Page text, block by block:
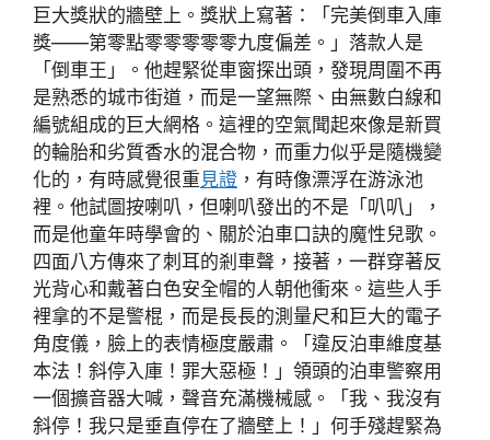
巨大獎狀的牆壁上。獎狀上寫著：「完美倒車入庫
獎——第零點零零零零零九度偏差。」落款人是
「倒車王」。他趕緊從車窗探出頭，發現周圍不再
是熟悉的城市街道，而是一望無際、由無數白線和
編號組成的巨大網格。這裡的空氣聞起來像是新買
的輪胎和劣質香水的混合物，而重力似乎是隨機變
化的，有時感覺很重 見證 ，有時像漂浮在游泳池
裡。他試圖按喇叭，但喇叭發出的不是「叭叭」，
而是他童年時學會的、關於泊車口訣的魔性兒歌。
四面八方傳來了刺耳的剎車聲，接著，一群穿著反
光背心和戴著白色安全帽的人朝他衝來。這些人手
裡拿的不是警棍，而是長長的測量尺和巨大的電子
角度儀，臉上的表情極度嚴肅。「違反泊車維度基
本法！斜停入庫！罪大惡極！」領頭的泊車警察用
一個擴音器大喊，聲音充滿機械感。「我、我沒有
斜停！我只是垂直停在了牆壁上！」何手殘趕緊為